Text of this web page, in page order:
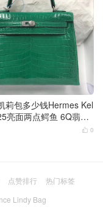
莉包多少钱Hermes Kel
亮面两点鳄鱼 6Q翡翠
 0
点赞排行
热门标签
Lindy Bag